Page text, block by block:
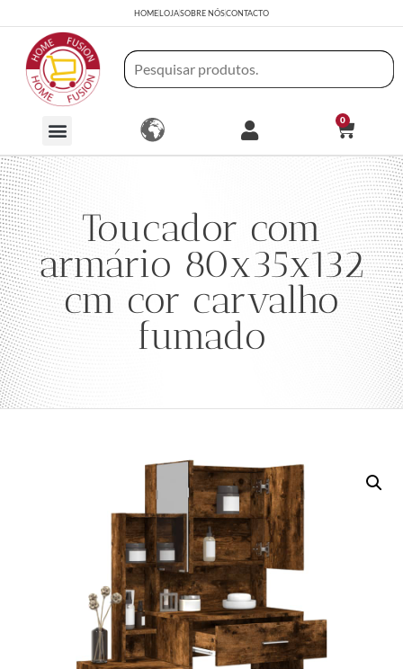
HOMELOJASOBRE NÓSCONTACTO
0
Toucador com
armário 80x35x132
cm cor carvalho
fumado